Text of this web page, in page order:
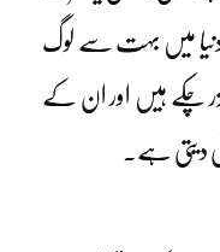
میں بہت سے لوگ
ہیں اور ان کے
دیتی ہے۔